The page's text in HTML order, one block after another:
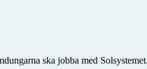
ska jobba med